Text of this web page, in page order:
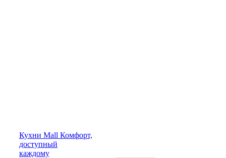
Кухни Mall Комфорт,
доступный
каждому